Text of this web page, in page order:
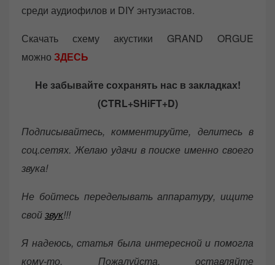
среди аудиофилов и DIY энтузиастов.
Скачать схему акустики GRAND ORGUE
можно ЗДЕСЬ
Не забывайте сохранять нас в закладках!
(CTRL+SHiFT+D)
Подписывайтесь, комментируйте, делитесь в
соц.сетях. Желаю удачи в поиске именно своего
звука!
Не бойтесь переделывать аппаратуру, ищите
свойзвук!!!
Я надеюсь, статья была интересной и помогла
кому-то. Пожалуйста, оставляйте